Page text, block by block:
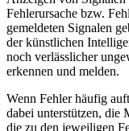
Fehlerursache bzw.
gemeldeten Signalen
der künstlichen
noch verlässlicher
erkennen und melden.
Wenn Fehler häufig
dabei unterstützen, die
die zu den jeweiligen